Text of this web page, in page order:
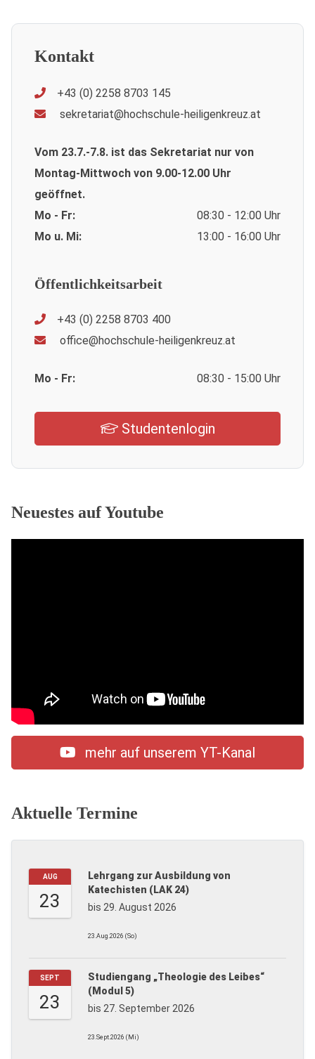
Kontakt
+43 (0) 2258 8703 145
sekretariat@hochschule-heiligenkreuz.at
Vom 23.7.-7.8. ist das Sekretariat nur von
Montag-Mittwoch von 9.00-12.00 Uhr
geöffnet.
Mo - Fr:
08:30 - 12:00 Uhr
Mo u. Mi:
13:00 - 16:00 Uhr
Öffentlichkeitsarbeit
+43 (0) 2258 8703 400
office@hochschule-heiligenkreuz.at
Mo - Fr: 08:30 - 15:00 Uhr
Studentenlogin
Neuestes auf Youtube
mehr auf unserem YT-Kanal
Aktuelle Termine
AUG
23
Lehrgang zur Ausbildung von
Katechisten (LAK 24)
bis 29. August 2026
23.Aug.2026 (So)
SEPT
23
Studiengang „Theologie des Leibes“
(Modul 5)
bis 27. September 2026
23.Sept.2026 (Mi)